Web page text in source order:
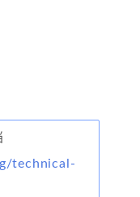
technical-